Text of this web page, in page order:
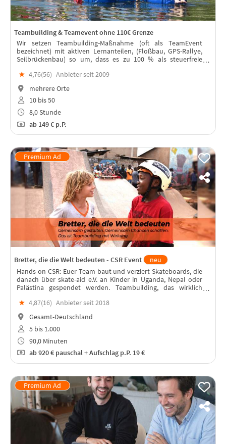
Teambuilding & Teamevent ohne 110€ Grenze
Wir setzen Teambuilding-Maßnahme (oft als TeamEvent
bezeichnet) mit aktiven Lernanteilen, (Floßbau, GPS-Rallye,
Seilbrückenbau) so um, dass es zu 100 % als steuerfreie
Betriebsveranstaltung zählt.
★ 4,76(56) Anbieter seit 2009
mehrere Orte
10 bis 50
8,0 Stunde
ab149 € p.P.
Bretter, die die Welt bedeuten - CSR Event
neu
Hands-on CSR: Euer Team baut und verziert Skateboards, die
danach über skate-aid e.V. an Kinder in Uganda, Nepal oder
Palästina gespendet werden. Teambuilding, das wirklich
weiterrollt.
★ 4,87(16) Anbieter seit 2018
Gesamt-Deutschland
5 bis 1.000
90,0 Minuten
ab920 € pauschal + Aufschlag p.P. 19 €